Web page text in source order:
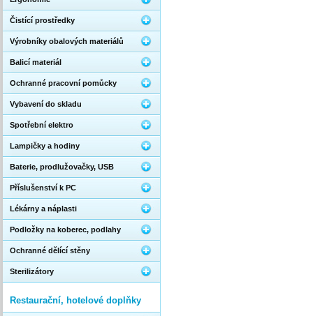
Čistící prostředky
Výrobníky obalových materiálů
Balicí materiál
Ochranné pracovní pomůcky
Vybavení do skladu
Spotřební elektro
Lampičky a hodiny
Baterie, prodlužovačky, USB
Příslušenství k PC
Lékárny a náplasti
Podložky na koberec, podlahy
Ochranné dělící stěny
Sterilizátory
Restaurační, hotelové doplňky